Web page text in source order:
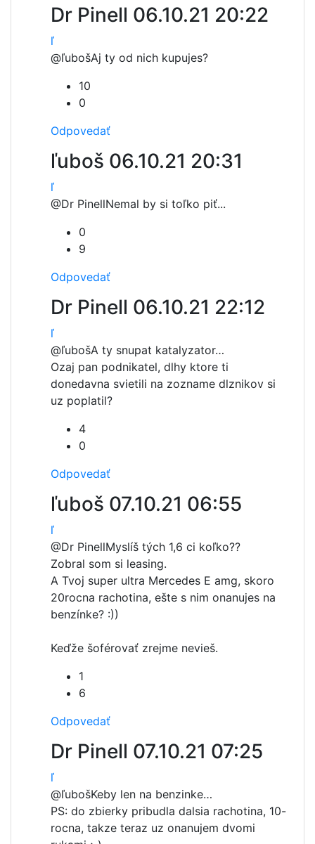
Dr Pinell 06.10.21 20:22
ľ
@ľubošAj ty od nich kupujes?
10
0
Odpovedať
ľuboš 06.10.21 20:31
ľ
@Dr PinellNemal by si toľko piť...
0
9
Odpovedať
Dr Pinell 06.10.21 22:12
ľ
@ľubošA ty snupat katalyzator…
Ozaj pan podnikatel, dlhy ktore ti
donedavna svietili na zozname dlznikov si
uz poplatil?
4
0
Odpovedať
ľuboš 07.10.21 06:55
ľ
@Dr PinellMyslíš tých 1,6 ci koľko??
Zobral som si leasing.
A Tvoj super ultra Mercedes E amg, skoro
20rocna rachotina, ešte s nim onanujes na
benzínke? :))
Keďže šoférovať zrejme nevieš.
1
6
Odpovedať
Dr Pinell 07.10.21 07:25
ľ
@ľubošKeby len na benzinke…
PS: do zbierky pribudla dalsia rachotina, 10-
rocna, takze teraz uz onanujem dvomi